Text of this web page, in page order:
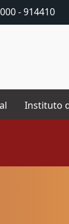
- 914410
Instituto